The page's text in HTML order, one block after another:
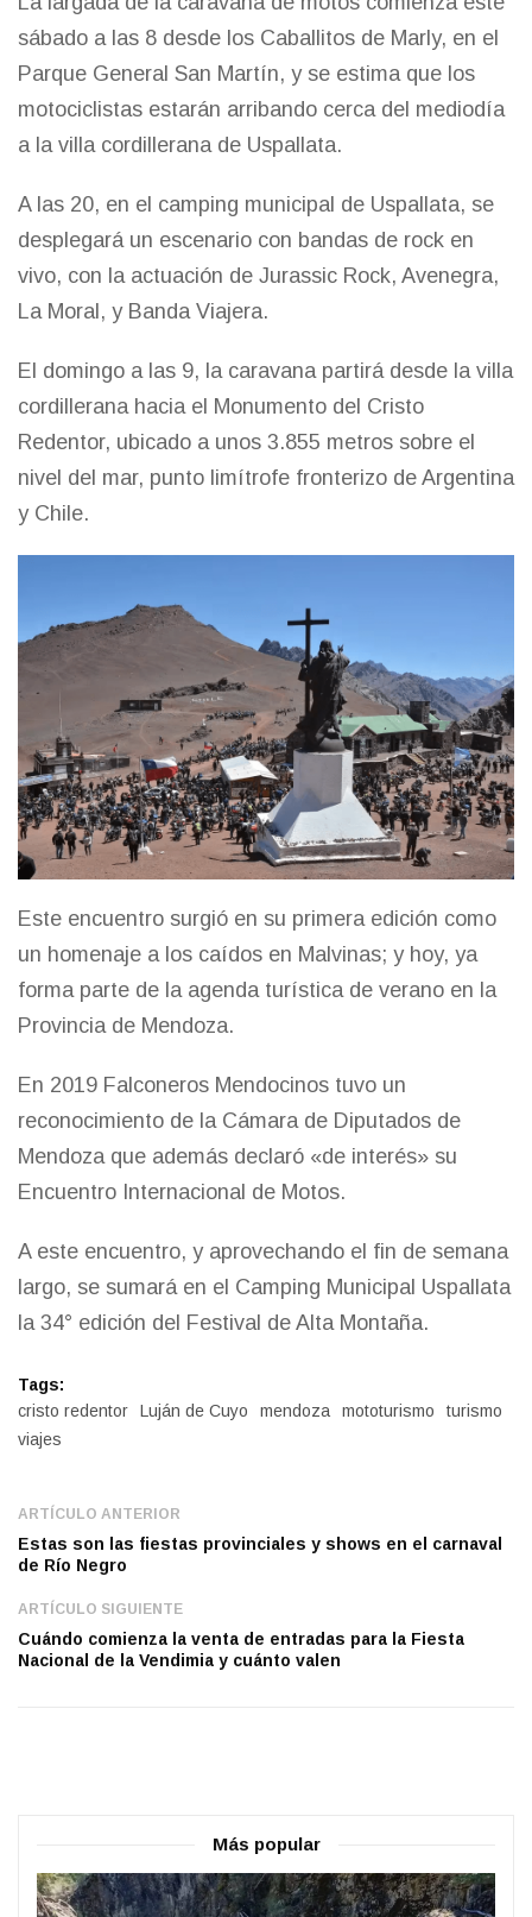
sábado a las 8 desde los Caballitos de Marly, en el
Parque General San Martín, y se estima que los
motociclistas estarán arribando cerca del mediodía
a la villa cordillerana de Uspallata.
A las 20, en el camping municipal de Uspallata, se
desplegará un escenario con bandas de rock en
vivo, con la actuación de Jurassic Rock, Avenegra,
La Moral, y Banda Viajera.
El domingo a las 9, la caravana partirá desde la villa
cordillerana hacia el Monumento del Cristo
Redentor, ubicado a unos 3.855 metros sobre el
nivel del mar, punto limítrofe fronterizo de Argentina
y Chile.
Este encuentro surgió en su primera edición como
un homenaje a los caídos en Malvinas; y hoy, ya
forma parte de la agenda turística de verano en la
Provincia de Mendoza.
En 2019 Falconeros Mendocinos tuvo un
reconocimiento de la Cámara de Diputados de
Mendoza que además declaró «de interés» su
Encuentro Internacional de Motos.
A este encuentro, y aprovechando el fin de semana
largo, se sumará en el Camping Municipal Uspallata
la 34° edición del Festival de Alta Montaña.
Tags:
cristo redentor
Luján de Cuyo mendoza mototurismo
turismo
viajes
ARTÍCULO ANTERIOR
Estas son las fiestas provinciales y shows en el carnaval
de Río Negro
ARTÍCULO SIGUIENTE
Cuándo comienza la venta de entradas para la Fiesta
Nacional de la Vendimia y cuánto valen
Más popular